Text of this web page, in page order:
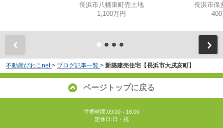
長浜市八幡東町売土地
1,100万円
長浜市保
不動産びわこnet > ブログ記事一覧 > 新築建売住宅【長浜市大戌亥町】
ページトップに戻る
営業時間:09:00～18:00
定休日:日・祝